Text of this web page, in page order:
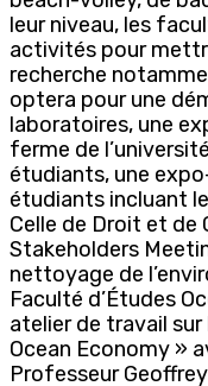
leur niveau, les
activités pour
recherche
optera pour une
laboratoires, une
ferme de
étudiants, une
étudiants incluant
Celle de Droit et de
Stakeholders
nettoyage de
Faculté d’Études
atelier de travail
Ocean Economy »
Professeur